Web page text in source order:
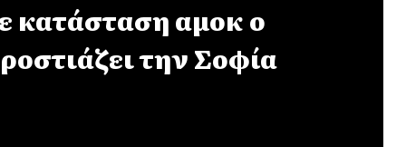
κατάσταση αμοκ ο
την Σοφία